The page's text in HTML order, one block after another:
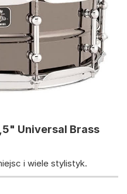
Universal Brass
i wiele stylistyk.